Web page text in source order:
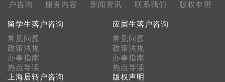
户咨询
服务内容 新闻资讯 联系我们 版权申明
留学生落户咨询
常见问题
政策法规
办事指南
热点导读
应届生落户咨询
常见问题
政策法规
办事指南
热点导读
上海居转户咨询
版权声明